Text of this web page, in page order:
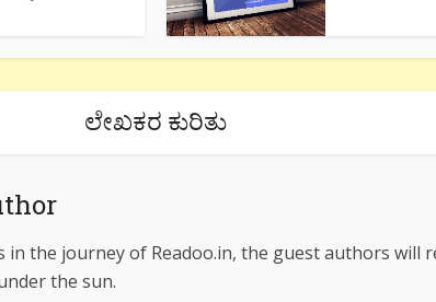
ಲೇಖಕರ ಕುರಿತು
in the journey of Readoo.in, the guest authors will
the sun.